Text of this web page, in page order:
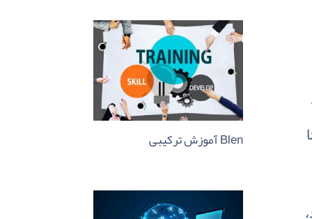
آموزش ترکیبی Blen